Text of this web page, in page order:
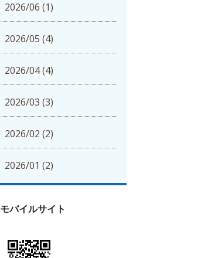
2026/06 (1)
2026/05 (4)
2026/04 (4)
2026/03 (3)
2026/02 (2)
2026/01 (2)
モバイルサイト